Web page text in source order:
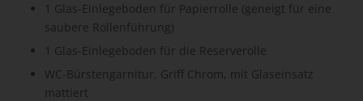
1 Glas-Einlegeboden für Papierrolle (geneigt für eine
saubere Rollenführung)
1 Glas-Einlegeboden für die Reserverolle
WC-Bürstengarnitur, Griff Chrom, mit Glaseinsatz
mattiert